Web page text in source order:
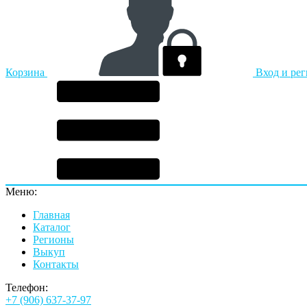
Корзина Вход и
Меню:
Главная
Каталог
Регионы
Выкуп
Контакты
Телефон:
+7 (906) 637-37-97